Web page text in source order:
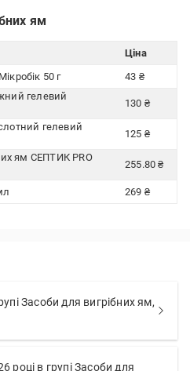
ям
Ціна
50 г
43 ₴
гелевий
130 ₴
гелевий
125 ₴
ям СЕПТИК PRO
255.80 ₴
269 ₴
Засоби для вигрібних ям,
році в групі Засоби для